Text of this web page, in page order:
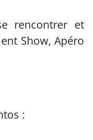
rencontrer et
Show, Apéro
: